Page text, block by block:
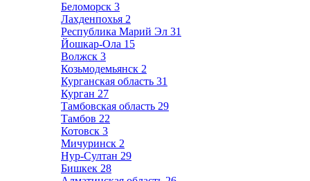
Беломорск 3
Лахденпохья 2
Республика Марий Эл 31
Йошкар-Ола 15
Волжск 3
Козьмодемьянск 2
Курганская область 31
Курган 27
Тамбовская область 29
Тамбов 22
Котовск 3
Мичуринск 2
Нур-Султан 29
Бишкек 28